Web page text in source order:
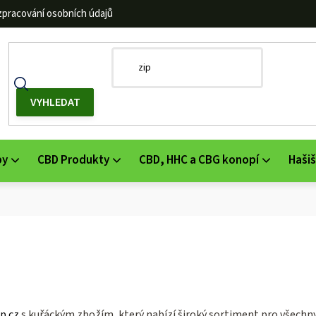
osobních údajů
CBD Produkty CBD, HHC a CBG konopí Hašiš